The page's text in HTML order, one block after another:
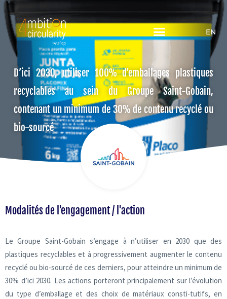
EN
D’ici 2030, utiliser 100% d’emballages plastiques
recyclables au sein du Groupe Saint-Gobain,
contenant un minimum de 30% de contenu recyclé ou
bio-sourcé
Modalités de l'engagement / l'action
Le Groupe Saint-Gobain s’engage à n’utiliser en 2030 que des
plastiques recyclables et à progressivement augmenter le contenu
recyclé ou bio-sourcé de ces derniers, pour atteindre un minimum de
30% d’ici 2030. Les actions porteront principalement sur l’évolution
du type d’emballage et des choix de matériaux consti-tutifs, en